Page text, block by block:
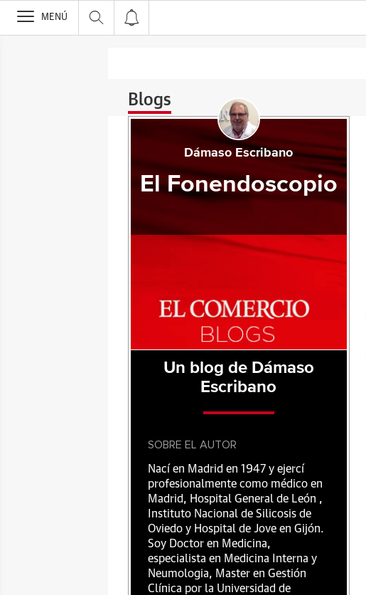
>
MENÚ
Blogs
Dámaso Escribano
El Fonendoscopio
Un blog de Dámaso
Escribano
SOBRE EL AUTOR
Nací en Madrid en 1947 y ejercí
profesionalmente como médico en
Madrid, Hospital General de León ,
Instituto Nacional de Silicosis de
Oviedo y Hospital de Jove en Gijón.
Soy Doctor en Medicina,
especialista en Medicina Interna y
Neumologia, Master en Gestión
Clínica por la Universidad de